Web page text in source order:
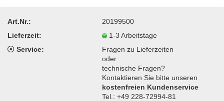
Art.Nr.:
20199500
Lieferzeit:
1-3 Arbeitstage
Service:
Fragen zu Lieferzeiten
oder
technische Fragen?
Kontaktieren Sie bitte unseren
kostenfreien Kundenservice
Tel.: +49 228-72994-81